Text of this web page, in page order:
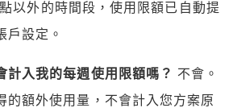
以外的時間段，使用限額已自動提
戶設定。
計入我的每週使用限額嗎？ 不會。
的額外使用量，不會計入您方案原